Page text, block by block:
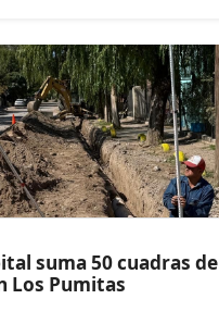
suma 50 cuadras de
Los Pumitas